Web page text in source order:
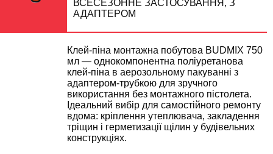
УТОЧНИТИ ЦІНУ
ВСЕСЕЗОННЕ ЗАСТОСУВАННЯ, З
АДАПТЕРОМ
Клей-піна монтажна побутова BUDMIX 750
мл — однокомпонентна поліуретанова
клей-піна в аерозольному пакуванні з
адаптером-трубкою для зручного
використання без монтажного пістолета.
Ідеальний вибір для самостійного ремонту
вдома: кріплення утеплювача, закладення
тріщин і герметизації щілин у будівельних
конструкціях.
ВІДПРАВИТИ ЗАПИТ
Залиште Ваші контактні дані та ми зв'яжемось з Вами
найближчим часом.